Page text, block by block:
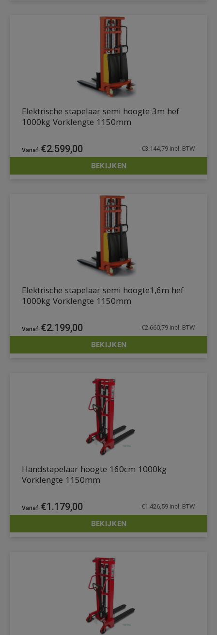
DETAILS
Elektrische stapelaar semi hoogte 3m hef
1000kg Vorklengte 1150mm
€2.599,00 €3.144,79 incl. BTW
BEKIJKEN
DETAILS
Elektrische stapelaar semi hoogte1,6m hef
1000kg Vorklengte 1150mm
€2.199,00 €2.660,79 incl. BTW
BEKIJKEN
DETAILS
Handstapelaar hoogte 160cm 1000kg
Vorklengte 1150mm
€1.179,00 €1.426,59 incl. BTW
BEKIJKEN